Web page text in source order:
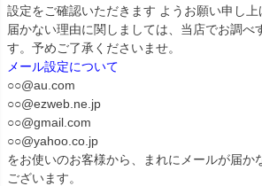
設定をご確認いただきます ようお願い申し上
届かない理由に関しましては、当店でお調べ
す。予めご了承くださいませ。
メール設定について
○○@au.com
○○@ezweb.ne.jp
○○@gmail.com
○○@yahoo.co.jp
をお使いのお客様から、まれにメールが届か
ございます。